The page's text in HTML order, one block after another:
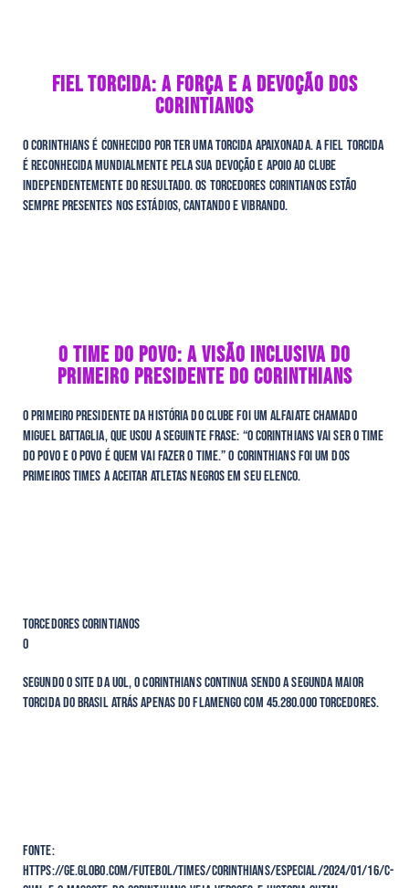
FIEL TORCIDA: A FORÇA E A DEVOÇÃO DOS
CORINTIANOS
O Corinthians é conhecido por ter uma torcida apaixonada. A Fiel Torcida
é reconhecida mundialmente pela sua devoção e apoio ao clube
independentemente do resultado. Os torcedores corintianos estão
sempre presentes nos estádios, cantando e vibrando.
O TIME DO POVO: A VISÃO INCLUSIVA DO
PRIMEIRO PRESIDENTE DO CORINTHIANS
O primeiro presidente da história do clube foi um alfaiate chamado
Miguel Battaglia, que usou a seguinte frase: “O Corinthians vai ser o time
do povo e o povo é quem vai fazer o time.” O Corinthians foi um dos
primeiros times a aceitar atletas negros em seu elenco.
Torcedores Corintianos
0
Segundo o site da UOL, o Corinthians continua sendo a segunda maior
torcida do Brasil atrás apenas do Flamengo com 45.280.000 torcedores.
Fonte:
https://ge.globo.com/futebol/times/corinthians/especial/2024/01/16/c-